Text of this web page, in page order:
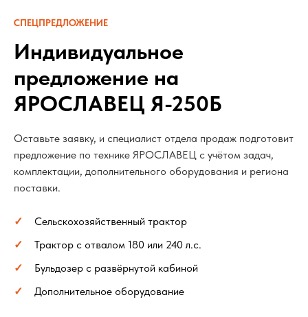
СПЕЦПРЕДЛОЖЕНИЕ
Индивидуальное
предложение на
ЯРОСЛАВЕЦ Я-250Б
Оставьте заявку, и специалист отдела продаж подготовит
предложение по технике ЯРОСЛАВЕЦ с учётом задач,
комплектации, дополнительного оборудования и региона
поставки.
Сельскохозяйственный трактор
Трактор с отвалом 180 или 240 л.с.
Бульдозер с развёрнутой кабиной
Дополнительное оборудование